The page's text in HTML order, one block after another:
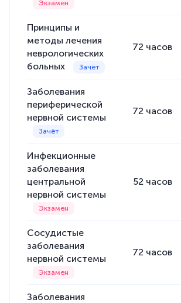
Принципы и
методы лечения
неврологических
больных
72 часов
Заболевания
периферической
нервной системы
72 часов
Инфекционные
заболевания
центральной
нервной системы
52 часов
Сосудистые
заболевания
нервной системы
72 часов
Заболевания